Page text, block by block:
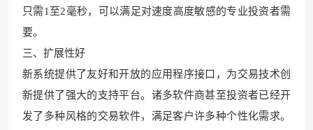
只需1至2毫秒，可以满足对速度高度敏感的专业投资者需
要。
三、扩展性好
新系统提供了友好和开放的应用程序接口，为交易技术创
新提供了强大的支持平台。诸多软件商甚至投资者已经开
发了多种风格的交易软件，满足客户许多种个性化需求。